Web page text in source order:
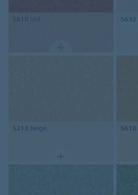
5810 red 5632
5213 beige 5610